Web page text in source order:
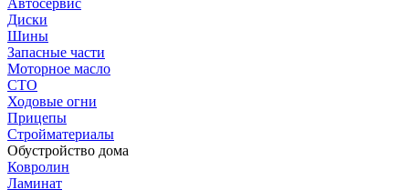
Диски
Шины
Запасные части
Моторное масло
СТО
Ходовые огни
Прицепы
Стройматериалы
Обустройство дома
Ковролин
Ламинат